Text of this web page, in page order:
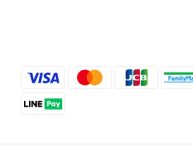
烘焙找材料